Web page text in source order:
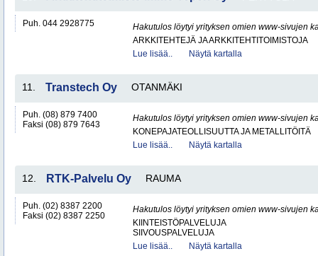
Puh. 044 2928775
Hakutulos löytyi yrityksen omien www-sivujen
ARKKITEHTEJÄ JA ARKKITEHTITOIMISTOJA
Lue lisää..
Näytä kartalla
11. Transtech Oy OTANMÄKI
Puh. (08) 879 7400
Faksi (08) 879 7643
Hakutulos löytyi yrityksen omien www-sivujen
KONEPAJATEOLLISUUTTA JA METALLITÖITÄ
Lue lisää..
Näytä kartalla
12. RTK-Palvelu Oy RAUMA
Puh. (02) 8387 2200
Faksi (02) 8387 2250
Hakutulos löytyi yrityksen omien www-sivujen
KIINTEISTÖPALVELUJA
SIIVOUSPALVELUJA
Lue lisää..
Näytä kartalla